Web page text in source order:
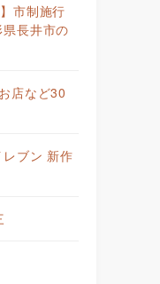
市制施行
長井市の
店など30
レブン 新作